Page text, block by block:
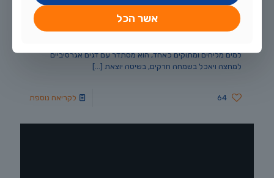
מרץ 21, 2024
צלף מפוספס (ארצ'ר) – הטיפים של חוות דג הזהב
למים מליחים ומתוקים כאחד, הוא מסתדר עם דגים אגרסיביים
למחצה ויאכל בשמחה חרקים, בשיטה יוצאת […]
64 לקריאה נוספת
אשר הכל